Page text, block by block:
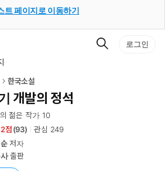
트 페이지로 이동하기
검
로그인
한국소설
개발의 정석
젊은 작가 10
(93) 관심 249
저자
출판